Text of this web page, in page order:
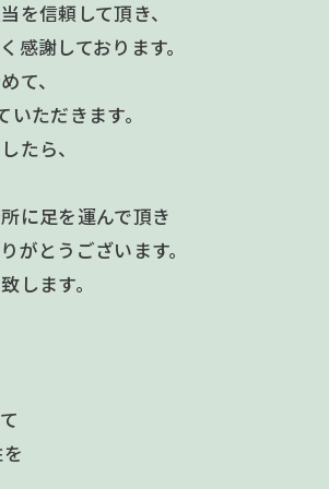
を信頼して頂き、
感謝しております。
て、
ただきます。
たら、
に足を運んで頂き
がとうございます。
します。